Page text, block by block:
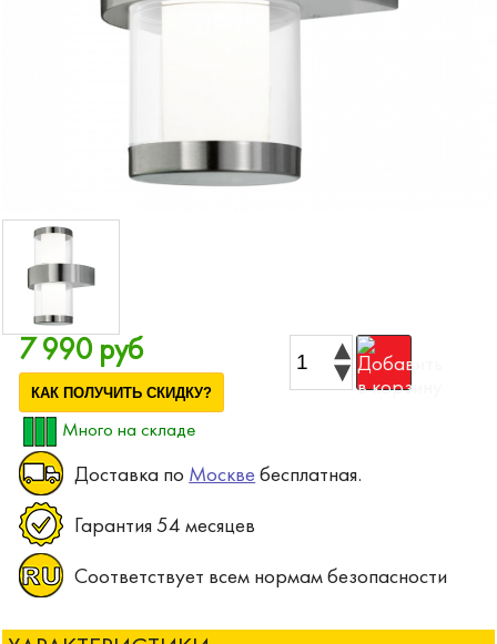
7 990 руб
КАК ПОЛУЧИТЬ СКИДКУ?
Много на складе
Доставка по Москве бесплатная.
Гарантия 54 месяцев
Соответствует всем нормам безопасности